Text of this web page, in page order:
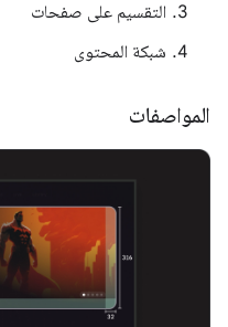
التقسيم على صفحات
شبكة المحتوى
المواصفات